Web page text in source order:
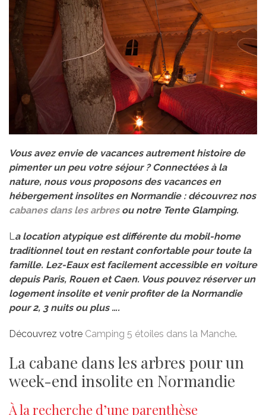
Vous avez envie de vacances autrement histoire de
pimenter un peu votre séjour ? Connectées à la
nature, nous vous proposons des vacances en
hébergement insolites en Normandie : découvrez nos
cabanes dans les arbresou notre Tente Glamping.
L a location atypique est différente du mobil-home
traditionnel tout en restant confortable pour toute la
famille. Lez-Eaux est facilement accessible en voiture
depuis Paris, Rouen et Caen. Vous pouvez réserver un
logement insolite et venir profiter de la Normandie
pour 2, 3 nuits ou plus ….
Découvrez votre Camping 5 étoiles dans la Manche.
La cabane dans les arbres pour un
week-end insolite en Normandie
À la recherche d’une parenthèse